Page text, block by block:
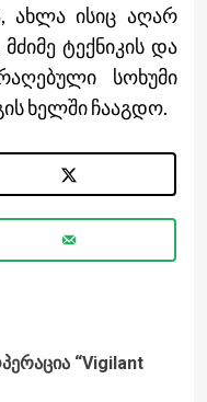
ახლა ისიც აღარ
ტექნიკის და
სოხუმი
ხელში ჩააგდო.
“Vigilant